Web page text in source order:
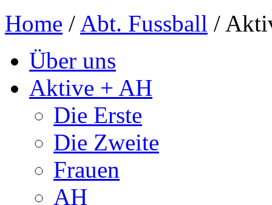
Home / Abt. Fussball /
Über uns
Aktive + AH
Die Erste
Die Zweite
Frauen
AH